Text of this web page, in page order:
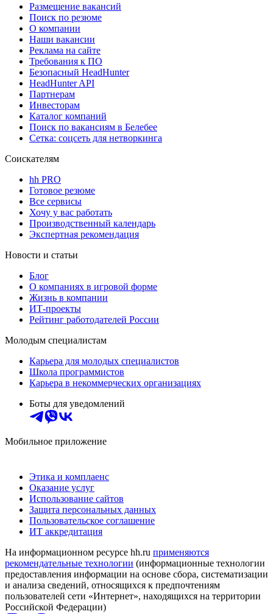
Размещение вакансий
Поиск по резюме
О компании
Наши вакансии
Реклама на сайте
Требования к ПО
Безопасный HeadHunter
HeadHunter API
Партнерам
Инвесторам
Каталог компаний
Поиск по вакансиям в Белебее
Сетка: соцсеть для нетворкинга
Соискателям
hh PRO
Готовое резюме
Все сервисы
Хочу у вас работать
Производственный календарь
Экспертная рекомендация
Новости и статьи
Блог
О компаниях в игровой форме
Жизнь в компании
ИТ-проекты
Рейтинг работодателей России
Молодым специалистам
Карьера для молодых специалистов
Школа программистов
Карьера в некоммерческих организациях
Боты для уведомлений
Мобильное приложение
Этика и комплаенс
Оказание услуг
Использование сайтов
Защита персональных данных
Пользовательское соглашение
ИТ аккредитация
На информационном ресурсе hh.ru применяются
рекомендательные технологии (информационные технологии
предоставления информации на основе сбора, систематизации
и анализа сведений, относящихся к предпочтениям
пользователей сети «Интернет», находящихся на территории
Российской Федерации)